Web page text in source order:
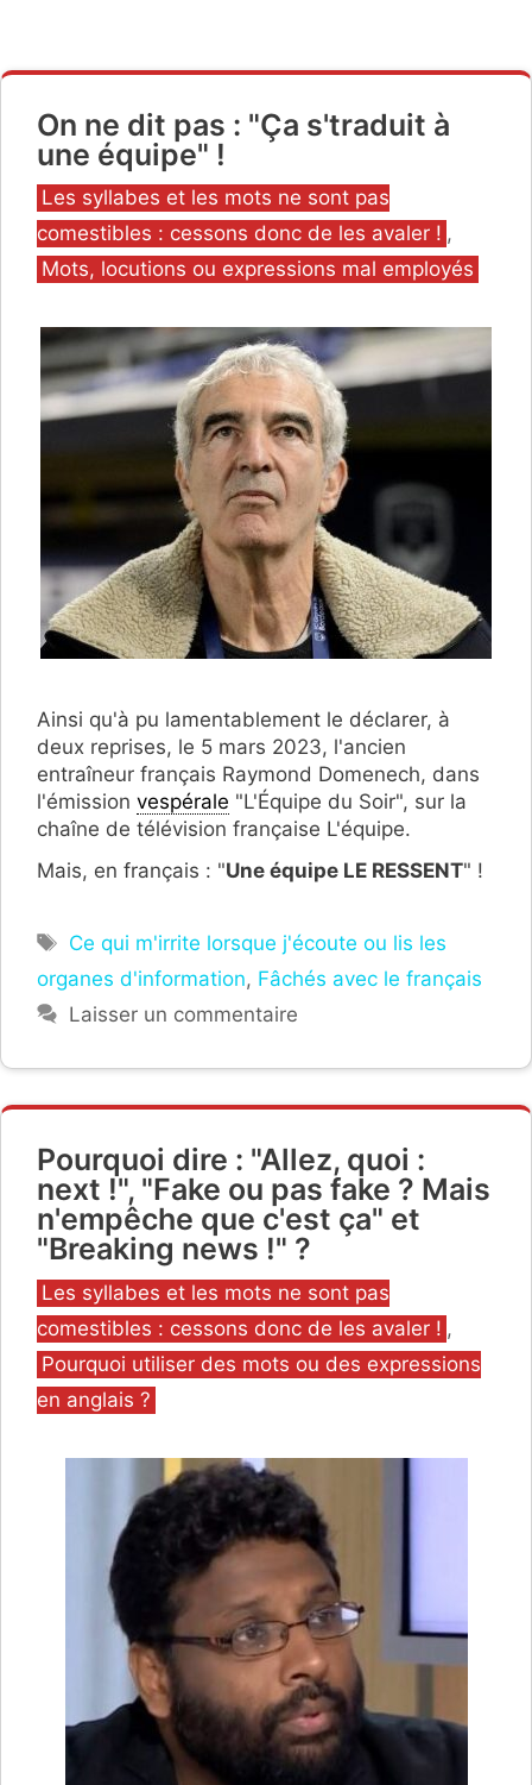
On ne dit pas : "Ça s'traduit à
une équipe" !
Catégories
Les syllabes et les mots ne sont pas
comestibles : cessons donc de les avaler ! ,
Mots, locutions ou expressions mal employés
Ainsi qu'à pu lamentablement le déclarer, à
deux reprises, le 5 mars 2023, l'ancien
entraîneur français Raymond Domenech, dans
l'émission vespérale "L'Équipe du Soir", sur la
chaîne de télévision française L'équipe.
Mais, en français : "Une équipe LE RESSENT" !
Étiquettes
Ce qui m'irrite lorsque j'écoute ou lis les
organes d'information, Fâchés avec le français
Laisser un commentaire
Pourquoi dire : "Allez, quoi :
next !", "Fake ou pas fake ? Mais
n'empêche que c'est ça" et
"Breaking news !" ?
Catégories
Les syllabes et les mots ne sont pas
comestibles : cessons donc de les avaler ! ,
Pourquoi utiliser des mots ou des expressions
en anglais ?